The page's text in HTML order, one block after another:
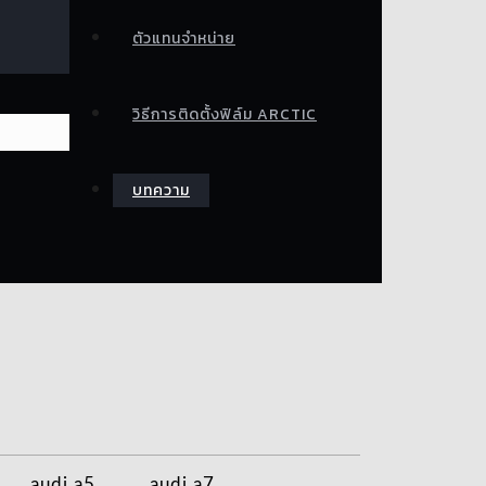
ตัวแทนจำหน่าย
วิธีการติดตั้งฟิล์ม ARCTIC
บทความ